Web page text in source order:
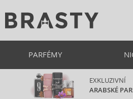
PARFÉMY
EXKLUZIVNÍ
ARABSKÉ